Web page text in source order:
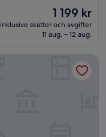
Priset
1 199 kr
1 199 kr
inklusive skatter och avgifter
11 aug. – 12 aug.